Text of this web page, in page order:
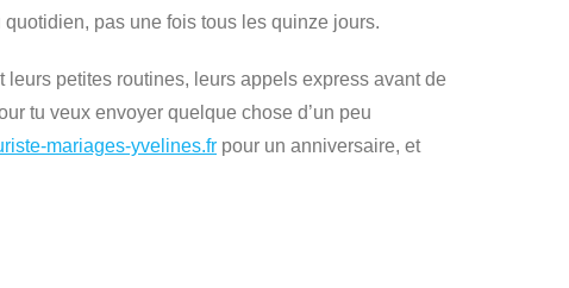
pas une fois tous les quinze jours.
petites routines, leurs appels express avant de
tu veux envoyer quelque chose d’un peu
mariages-yvelines.fr pour un anniversaire, et